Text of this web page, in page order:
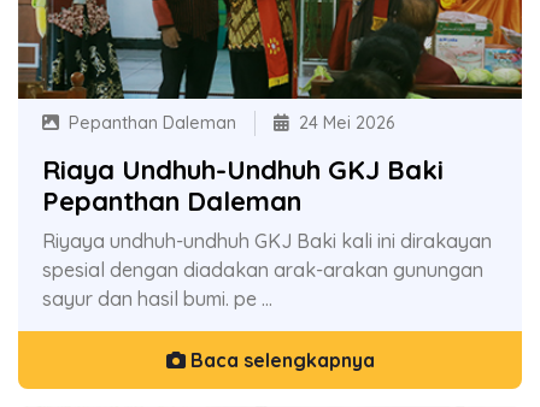
Pepanthan Daleman 24 Mei 2026
Riaya Undhuh-Undhuh GKJ Baki
Pepanthan Daleman
Riyaya undhuh-undhuh GKJ Baki kali ini dirakayan
spesial dengan diadakan arak-arakan gunungan
sayur dan hasil bumi. pe ...
Baca selengkapnya